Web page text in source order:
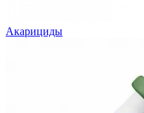
Акарициды